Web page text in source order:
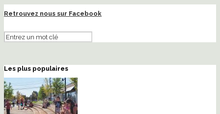
Retrouvez nous sur Facebook
Les plus populaires